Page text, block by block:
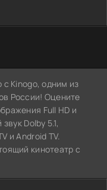
с Kinogo, одним из
России! Оцените
Full HD и
Dolby 5.1,
и Android TV.
кинотеатр с